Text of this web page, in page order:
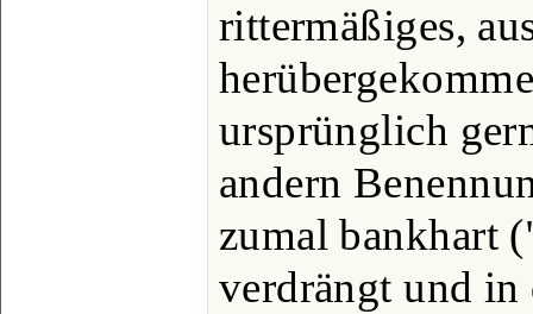
rittermäßiges,
ursprünglich
andern
zumal bankhart
verdrängt und in